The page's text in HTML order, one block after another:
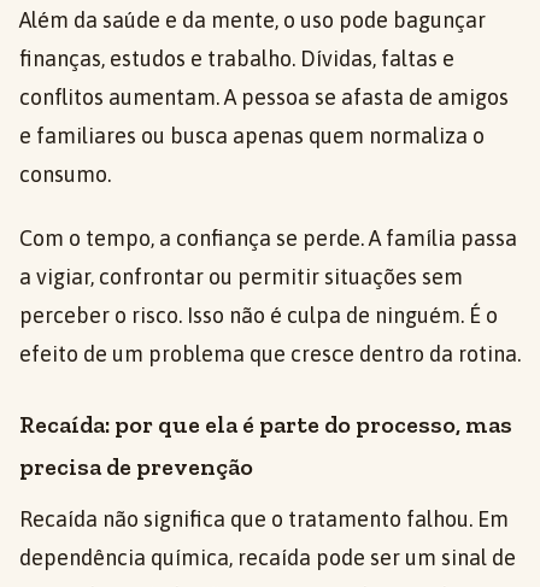
Além da saúde e da mente, o uso pode bagunçar
finanças, estudos e trabalho. Dívidas, faltas e
conflitos aumentam. A pessoa se afasta de amigos
e familiares ou busca apenas quem normaliza o
consumo.
Com o tempo, a confiança se perde. A família passa
a vigiar, confrontar ou permitir situações sem
perceber o risco. Isso não é culpa de ninguém. É o
efeito de um problema que cresce dentro da rotina.
Recaída: por que ela é parte do processo, mas
precisa de prevenção
Recaída não significa que o tratamento falhou. Em
dependência química, recaída pode ser um sinal de